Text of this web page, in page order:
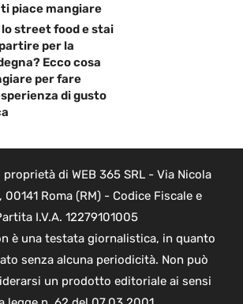
piace mangiare
street food e stai
per la
Ecco cosa
per fare
di gusto
di WEB 365 SRL - Via Nicola
00141 Roma (RM) - Codice Fiscale e
I.V.A. 12279101005
è una testata giornalistica, in quanto
senza alcuna periodicità. Non può
un prodotto editoriale ai sensi